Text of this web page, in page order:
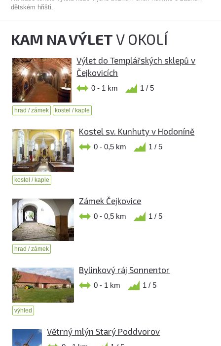
dětském hřišti.
KAM NA VÝLETV OKOLÍ
Výlet do Templářských sklepů v
Čejkovicích
0 - 1 km 1 / 5
hrad / zámek kostel / kaple
Kostel sv. Kunhuty v Hodoníně
0 - 0,5 km 1 / 5
kostel / kaple
Zámek Čejkovice
0 - 0,5 km 1 / 5
hrad / zámek
Bylinkový ráj Sonnentor
0 - 1 km 1 / 5
výhled
Větrný mlýn Starý Poddvorov